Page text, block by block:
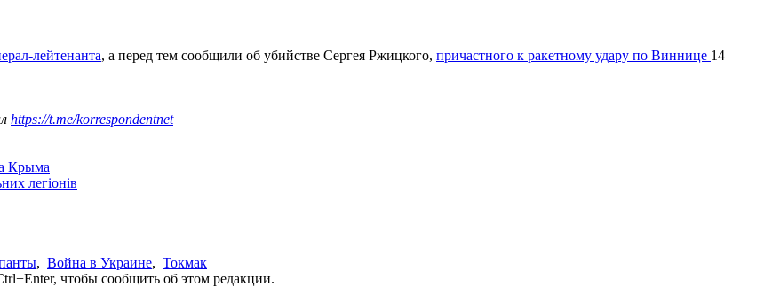
лейтенанта, а перед тем сообщили об убийстве Сергея Ржицкого, причастного к ракетному удару по Виннице 14
https://t.me/korrespondentnet
Крыма
легіонів
, Война в Украине, Токмак
чтобы сообщить об этом редакции.